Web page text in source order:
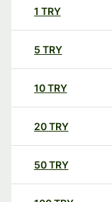
1 TRY
5 TRY
10TRY
20TRY
50TRY